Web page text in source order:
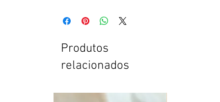
Produtos
relacionados